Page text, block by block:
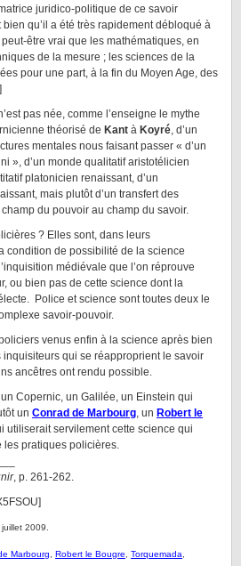
juridico-politique de ce savoir
qu’il a été très rapidement débloqué à
être vrai que les mathématiques, en
de la mesure ; les sciences de la
pour une part, à la fin du Moyen Age, des
]
pas née, comme l’enseigne le mythe
théorisé de Kant à Koyré, d’un
mentales nous faisant passer « d’un
», d’un monde qualitatif aristotélicien
platonicien renaissant, d’un
mais plutôt d’un transfert des
du pouvoir au champ du savoir.
? Elles sont, dans leurs
condition de possibilité de la science
médiévale que l’on réprouve
ou bien pas de cette science dont la
Police et science sont toutes deux le
savoir-pouvoir.
venus enfin à la science après bien
qui se réapproprient le savoir
ancêtres ont rendu possible.
Copernic, un Galilée, un Einstein qui
un Conrad de Marbourg, un Robert le
utiliserait servilement cette science qui
les pratiques policières.
, p. 261-262.
2009.
Marbourg Robert le Bougre Torquemada